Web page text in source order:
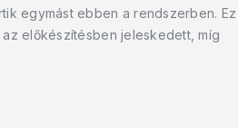
egymást ebben a rendszerben. Ez
előkészítésben jeleskedett, míg